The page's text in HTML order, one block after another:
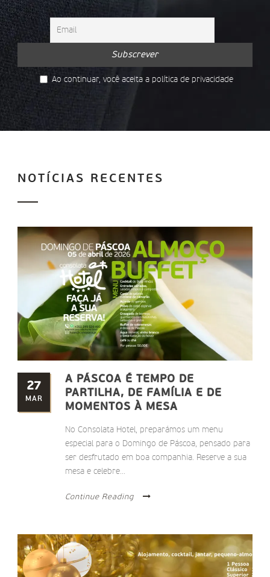
Ao continuar, você aceita a política de privacidade
NOTÍCIAS RECENTES
27
MAR
A PÁSCOA É TEMPO DE
PARTILHA, DE FAMÍLIA E DE
MOMENTOS À MESA
No Consolata Hotel, preparámos um menu
especial para o Domingo de Páscoa, pensado para
ser desfrutado em boa companhia. Reserve a sua
mesa e celebre...
Continue Reading